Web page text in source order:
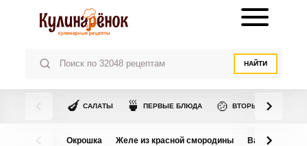
НАЙТИ
🍆 САЛАТЫ 🍵 ПЕРВЫЕ БЛЮДА 🍲 ВТОРЫЕ БЛЮДА
Окрошка Желе из красной смородины Варенье из